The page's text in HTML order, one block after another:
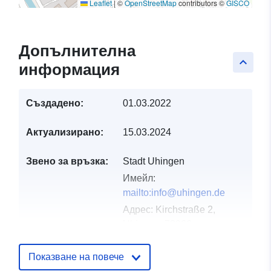
Leaflet|©OpenStreetMapcontributors ©GISCO
keyboard_arrow_up
Допълнителна
информация
Създадено: 01.03.2022
Актуализирано: 15.03.2024
Звено за връзка:
Stadt Uhingen
Имейл:
mailto:info@uhingen.de
Адрес: Kirchstraße 2,
URL адрес:
Показване на повече